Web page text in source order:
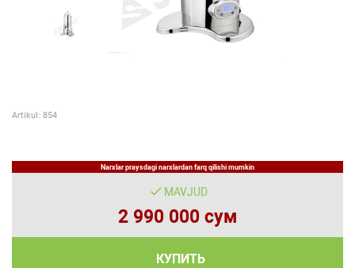
Artikul: 854
Narxlar praysdagi narxlardan farq qilishi mumkin
MAVJUD
2 990 000 сум
КУПИТЬ